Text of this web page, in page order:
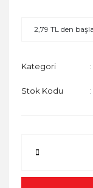
2,79 TL den
Kategori
Stok Kodu